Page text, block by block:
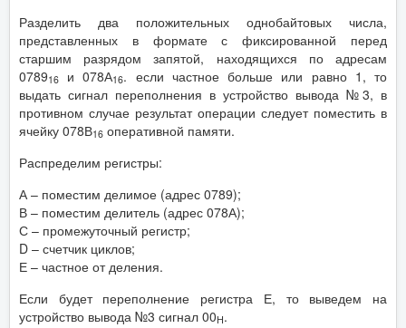
Разделить два положительных однобайтовых числа,
представленных в формате с фиксированной перед
старшим разрядом запятой, находящихся по адресам
078916 и 078А16. если частное больше или равно 1, то
выдать сигнал переполнения в устройство вывода №3, в
противном случае результат операции следует поместить в
ячейку 078В16 оперативной памяти.
Распределим регистры:
А – поместим делимое (адрес 0789);
В – поместим делитель (адрес 078А);
С – промежуточный регистр;
D – счетчик циклов;
Е – частное от деления.
Если будет переполнение регистра Е, то выведем на
устройство вывода №3 сигнал 00Н.